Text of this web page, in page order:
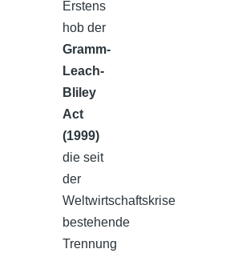
Erstens
hob der
Gramm-
Leach-
Bliley
Act
(1999)
die seit
der
Weltwirtschaftskrise
bestehende
Trennung